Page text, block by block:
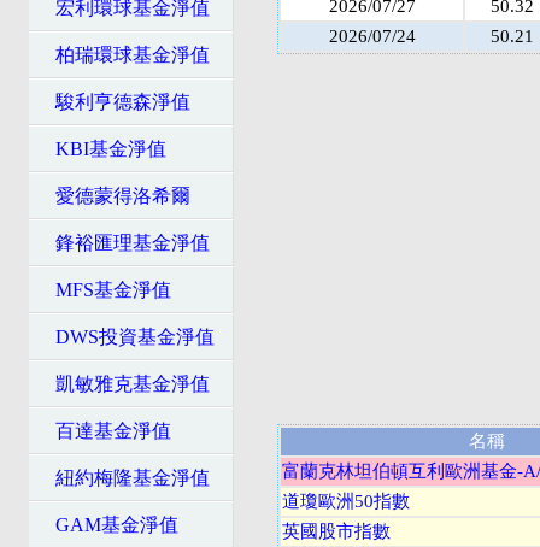
宏利環球基金淨值
柏瑞環球基金淨值
駿利亨德森淨值
KBI基金淨值
愛德蒙得洛希爾
鋒裕匯理基金淨值
MFS基金淨值
DWS投資基金淨值
凱敏雅克基金淨值
百達基金淨值
紐約梅隆基金淨值
GAM基金淨值
2026/07/27
50.32
2026/07/24
50.21
名稱
富蘭克林坦伯頓互利歐洲基金-
道瓊歐洲50指數
英國股市指數